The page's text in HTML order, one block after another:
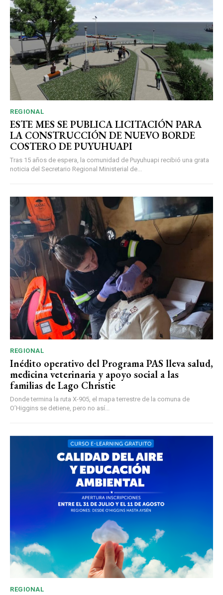
REGIONAL
ESTE MES SE PUBLICA LICITACIÓN PARA
LA CONSTRUCCIÓN DE NUEVO BORDE
COSTERO DE PUYUHUAPI
Tras 15 años de espera, la comunidad de Puyuhuapi recibió una grata
noticia del Secretario Regional Ministerial de...
REGIONAL
Inédito operativo del Programa PAS lleva salud,
medicina veterinaria y apoyo social a las
familias de Lago Christie
Donde termina la ruta X-905, el mapa terrestre de la comuna de
O’Higgins se detiene, pero no así...
REGIONAL